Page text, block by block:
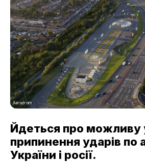
Йдеться про можливу
припинення ударів по
України і росії.